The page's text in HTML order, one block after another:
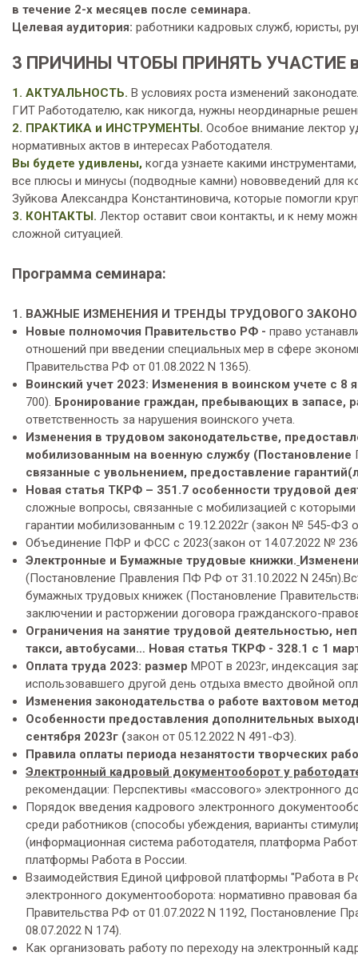
в течение 2-х месяцев после семинара.
Целевая аудитория: работники кадровых служб, юристы,
3 ПРИЧИНЫ ЧТОБЫ ПРИНЯТЬ УЧАСТИЕ
1. АКТУАЛЬНОСТЬ. В условиях роста изменений
ГИТ Работодателю, как никогда, нужны неординарные
2. ПРАКТИКА и ИНСТРУМЕНТЫ. Особое внимание лектор
нормативных актов в интересах Работодателя.
Вы будете удивлены, когда узнаете какими
все плюсы и минусы (подводные камни) нововведений для
Зуйкова Александра Константиновича, которые помогли
3. КОНТАКТЫ. Лектор оставит свои контакты, и к нему
сложной ситуацией.
Программа семинара:
1. ВАЖНЫЕ ИЗМЕНЕНИЯ И ТРЕНДЫ ТРУДОВОГО
Новые полномочия Правительство РФ - право
отношений при введении специальных мер в сфере
Правительства РФ от 01.08.2022 N 1365).
Воинский учет 2023: Изменения в воинском учете с 8
700). Бронирование граждан, пребывающих в запасе,
ответственность за нарушения воинского учета.
Изменения в трудовом законодательстве,
мобилизованным на военную службу (Постановление
связанные с увольнением, предоставление
Новая статья ТКРФ – 351.7 особенности трудовой
сложные вопросы, связанные с мобилизацией с которыми
гарантии мобилизованным с 19.12.2022г (закон № 545-ФЗ
Объединение ПФР и ФСС с 2023(закон от 14.07.2022 №
Электронные и Бумажные трудовые книжки.
(Постановление Правления ПФ РФ от 31.10.2022 N
бумажных трудовых книжек (Постановление
заключении и расторжении договора гражданского-
Ограничения на занятие трудовой деятельностью,
такси, автобусами… Новая статья ТКРФ - 328.1 с 1
Оплата труда 2023: размер МРОТ в 2023г, индексация
использовавшего другой день отдыха вместо двойной
Изменения законодательства о работе вахтовом
Особенности предоставления дополнительных
сентября 2023г (закон от 05.12.2022 N 491-ФЗ).
Правила оплаты периода незанятости творческих
Электронный кадровый документооборот у
рекомендации: Перспективы «массового» электронного
Порядок введения кадрового электронного
среди работников (способы убеждения, варианты
(информационная система работодателя, платформа
платформы Работа в России.
Взаимодействия Единой цифровой платформы "Работа в
электронного документооборота: нормативно правовая
Правительства РФ от 01.07.2022 N 1192, Постановление
08.07.2022 N 174).
Как организовать работу по переходу на электронный